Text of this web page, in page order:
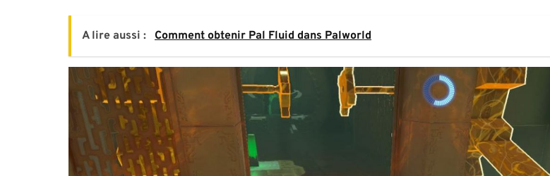
A lire aussi : Comment obtenir Pal Fluid dans Palworld